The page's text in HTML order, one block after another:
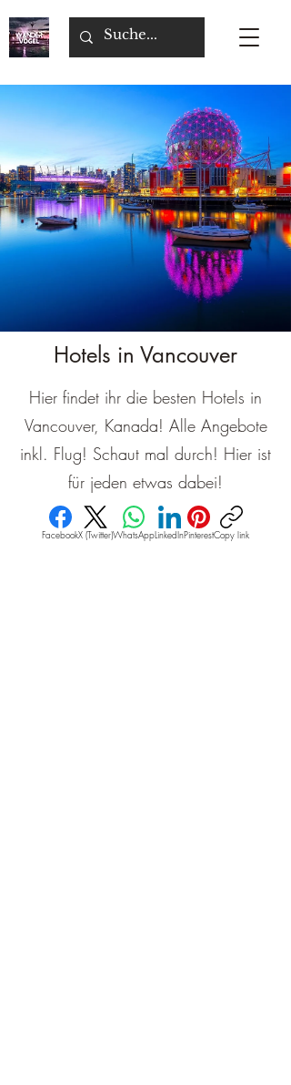
Hotels in Vancouver
Hier findet ihr die besten Hotels in
Vancouver, Kanada! Alle Angebote
inkl. Flug! Schaut mal durch! Hier ist
für jeden etwas dabei!
FacebookX (Twitter)WhatsAppLinkedInPinterestCopy link